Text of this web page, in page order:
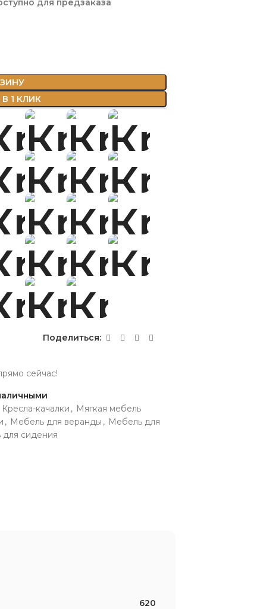
1 КЛИК
Поделиться:
сейчас!
Кресла-качалки , Мягкая мебель
, Мебель для веранды , Мебель для
сидения
620